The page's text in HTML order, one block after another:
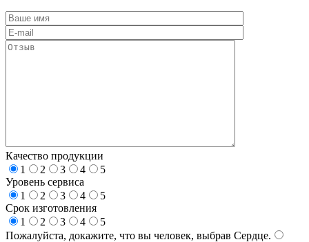
Качество продукции
1
2 3 4
5
Уровень сервиса
1
2 3 4
5
Срок изготовления
1
2 3 4
5
Пожалуйста, докажите, что вы человек, выбрав Сердце.